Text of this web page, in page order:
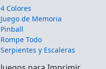
4 Colores
Juego de Memoria
Pinball
Rompe Todo
Serpientes y Escaleras